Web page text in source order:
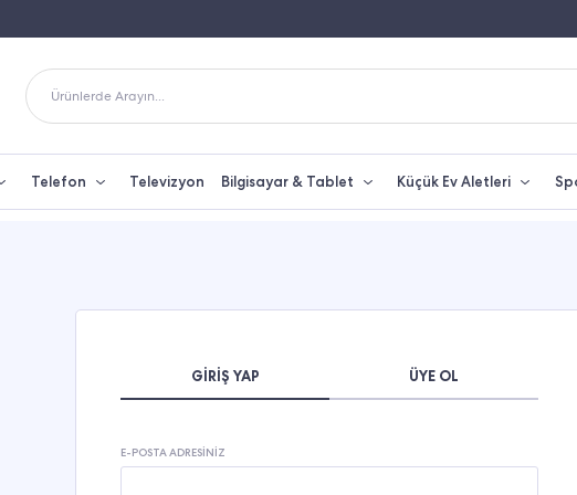
Ürünlerde Arayın...
Telefon Televizyon Bilgisayar & Tablet Küçük Ev Aletleri
GIRIŞ YAP ÜYE OL
E-POSTA ADRESINIZ